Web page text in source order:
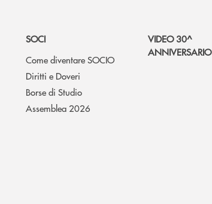
SOCI
Come diventare SOCIO
Diritti e Doveri
Borse di Studio
Assemblea 2026
VIDEO 30^
ANNIVERSARIO